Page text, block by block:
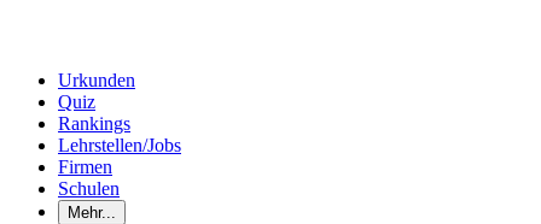
Urkunden
Quiz
Rankings
Lehrstellen/Jobs
Firmen
Schulen
Mehr...